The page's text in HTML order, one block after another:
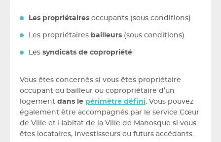
Les propriétaires occupants (sous conditions)
Les propriétaires bailleurs (sous conditions)
Les syndicats de copropriété
Vous êtes concernés si vous êtes propriétaire
occupant ou bailleur ou copropriétaire d’un
logement dans le périmètre défini. Vous pouvez
également être accompagnés par le service Cœur
de Ville et Habitat de la Ville de Manosque si vous
êtes locataires, investisseurs ou futurs accédants.